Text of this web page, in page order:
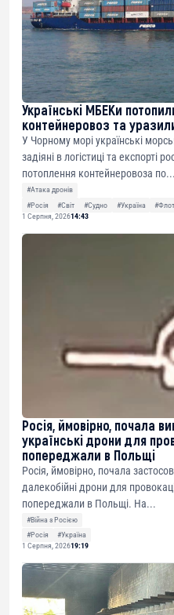
Українські МБЕКи
контейнеровоз та
У Чорному морі українські
задіяні в логістиці та експорті
потоплення контейнеровоза по...
#Атака дронів
#Росія
#Світ #Судно #Україна #Флот
1 Серпня, 202614:43
Росія, ймовірно, почала
українські дрони для
попереджали в Польщі
Росія, ймовірно, почала
далекобійні дрони для
попереджали в Польщі. На...
#Війна з Росією
#Росія
#Україна
1 Серпня, 202619:19